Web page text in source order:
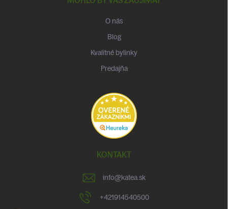
O nás
Blog
Kvalitné bylinky
Predajňa
KONTAKT
info@katea.sk
+421914540500